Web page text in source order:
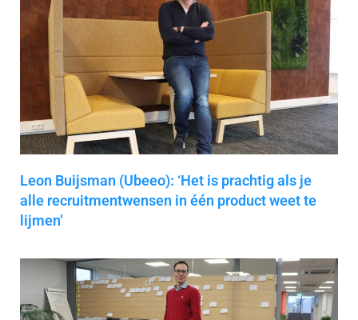
Leon Buijsman (Ubeeo): ‘Het is prachtig als je
alle recruitmentwensen in één product weet te
lijmen’